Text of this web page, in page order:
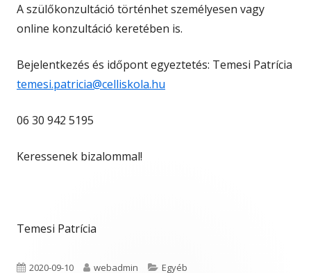
A szülőkonzultáció történhet személyesen vagy
online konzultáció keretében is.
Bejelentkezés és időpont egyeztetés: Temesi Patrícia
temesi.patricia@celliskola.hu
06 30 942 5195
Keressenek bizalommal!
Temesi Patrícia
Published
2020-09-10 Author
webadmin Categories
Egyéb